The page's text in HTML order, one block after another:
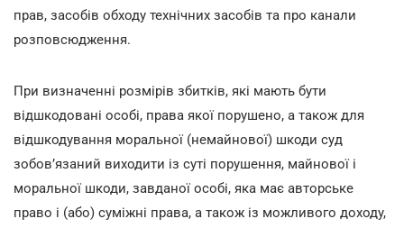
прав, засобів обходу технічних засобів та про канали
розповсюдження.
При визначенні розмірів збитків, які мають бути
відшкодовані особі, права якої порушено, а також для
відшкодування моральної (немайнової) шкоди суд
зобов’язаний виходити із суті порушення, майнової і
моральної шкоди, завданої особі, яка має авторське
право і (або) суміжні права, а також із можливого доходу,